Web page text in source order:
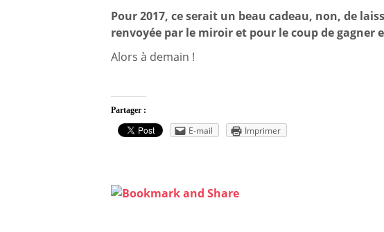
Pour 2017, ce serait un beau cadeau, non, de
renvoyée par le miroir et pour le coup de gagner
Alors à demain !
Partager :
E-mail Imprimer